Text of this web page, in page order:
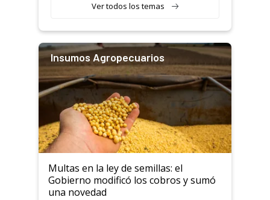
Ver todos los temas
Insumos Agropecuarios
Multas en la ley de semillas: el
Gobierno modificó los cobros y sumó
una novedad